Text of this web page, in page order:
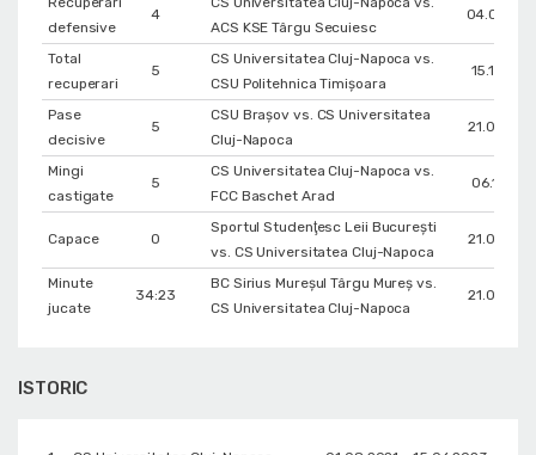
defensive
4
ACS KSE Târgu Secuiesc
Total
recuperari
5
CS Universitatea Cluj-Napoca vs.
CSU Politehnica Timișoara
Pase
decisive
5
CSU Braşov vs. CS Universitatea
Cluj-Napoca
Mingi
castigate
5
CS Universitatea Cluj-Napoca vs.
FCC Baschet Arad
Capace 0
Sportul Studenţesc Leii Bucureşti
vs. CS Universitatea Cluj-Napoca
Minute
jucate
34:23
BC Sirius Mureșul Târgu Mureș vs.
CS Universitatea Cluj-Napoca
ISTORIC